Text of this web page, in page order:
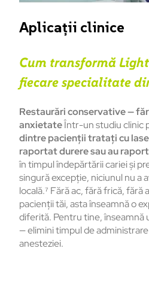
Aplicații clinice
Cum transformă
fiecare specialitate
Restaurări conservative —
anxietateÎntr-un studiu clinic
dintre pacienții tratați cu
raportat durere sau au
în timpul îndepărtării cariei și
singură excepție, niciunul nu a
locală.⁷ Fără ac, fără frică, fără
pacienții tăi, asta înseamnă o
diferită. Pentru tine, înseamnă
— elimini timpul de
anesteziei.